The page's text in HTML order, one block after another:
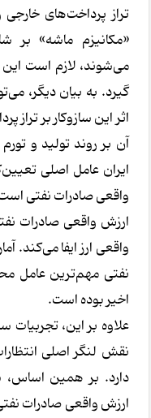
تراز پرداخت‌های
«مکانیزم ماشه»
می‌شوند، لازم است این
گیرد. به بیان دیگر،
اثر این سازوکار بر تراز
آن بر روند تولید و
ایران عامل اصلی
واقعی صادرات نفتی
ارزش واقعی صادرات
واقعی ارز ایفا می‌کند.
نفتی مهم‌ترین عامل
اخیر بوده است.
علاوه بر این،
نقش لنگر اصلی
دارد. بر همین
ارزش واقعی صادرات